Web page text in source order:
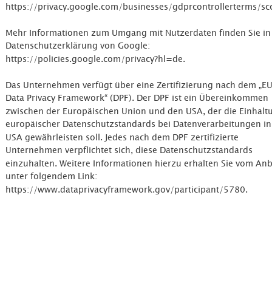
https://privacy.google.com/businesses/gdprcontrollerterms/
Mehr Informationen zum Umgang mit Nutzerdaten finden Sie
Datenschutzerklärung von Google:
https://policies.google.com/privacy?hl=de.
Das Unternehmen verfügt über eine Zertifizierung nach dem
Data Privacy Framework“ (DPF). Der DPF ist ein Übereinkommen
zwischen der Europäischen Union und den USA, der die
europäischer Datenschutzstandards bei Datenverarbeitungen
USA gewährleisten soll. Jedes nach dem DPF zertifizierte
Unternehmen verpflichtet sich, diese Datenschutzstandards
einzuhalten. Weitere Informationen hierzu erhalten Sie vom
unter folgendem Link:
https://www.dataprivacyframework.gov/participant/5780.